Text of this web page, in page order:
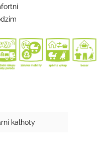
kalhoty